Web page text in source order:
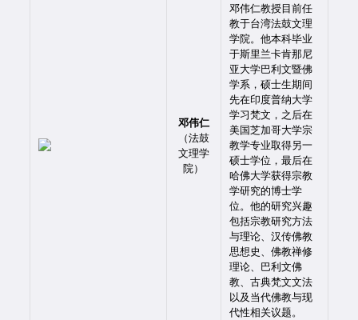
邓伟仁
（法鼓
文理学
院）
邓伟仁教授目前任
教于台湾法鼓文理
学院。他本科毕业
于斯里兰卡肯那尼
亚大学巴利文暨佛
学系，硕士生期间
先在印度普纳大学
学习梵文，之后在
美国芝加哥大学宗
教学专业取得另一
硕士学位，最后在
哈佛大学获得宗教
学研究的博士学
位。他的研究兴趣
包括宗教研究方法
与理论、汉传佛教
思想史、佛教禅修
理论、巴利文佛
教、古典梵文文法
以及当代佛教与现
代性相关议题。